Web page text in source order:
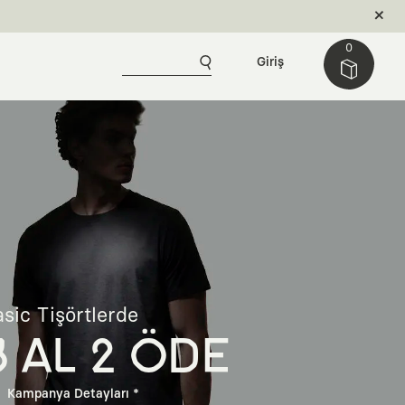
0
Giriş
Tişörtlerde
AL 2 ÖDE
Kampanya Detayları *